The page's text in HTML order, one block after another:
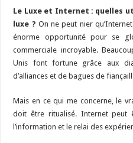
Le Luxe et Internet : quelles
luxe ? On ne peut nier
énorme opportunité pour se
commerciale incroyable.
Unis font fortune grâce aux
d’alliances et de bagues de
Mais en ce qui me concerne, le
doit être ritualisé. Internet peut
l’information et le relai des